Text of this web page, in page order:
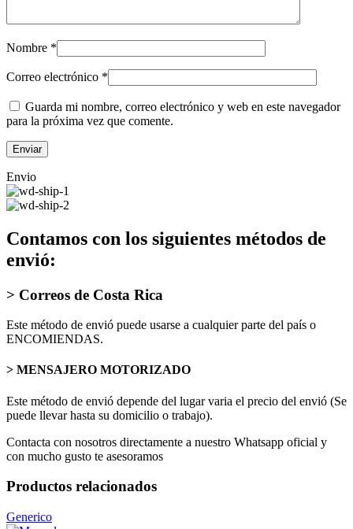
Nombre *
Correo electrónico *
Guarda mi nombre, correo electrónico y web en este navegador
para la próxima vez que comente.
Envio
Contamos con los siguientes métodos de
envió:
> Correos de Costa Rica
Este método de envió puede usarse a cualquier parte del país o
ENCOMIENDAS.
> MENSAJERO MOTORIZADO
Este método de envió depende del lugar varia el precio del envió (Se
puede llevar hasta su domicilio o trabajo).
Contacta con nosotros directamente a nuestro Whatsapp oficial y
con mucho gusto te asesoramos
Productos relacionados
Generico